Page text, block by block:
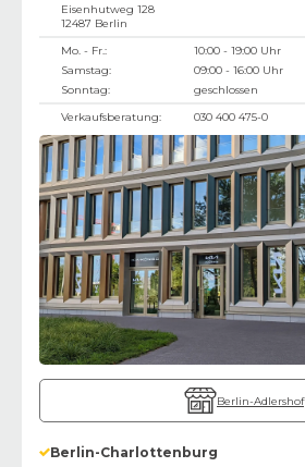
Eisenhutweg 128
12487 Berlin
Mo. - Fr.:
10:00 - 19:00 Uhr
Samstag:
09:00 - 16:00 Uhr
Sonntag:
geschlossen
Verkaufsberatung:
030 400 475-0
Berlin-Adlershof
Berlin-Charlottenburg